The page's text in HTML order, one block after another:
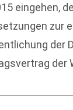
eingehen,
zur
der
der